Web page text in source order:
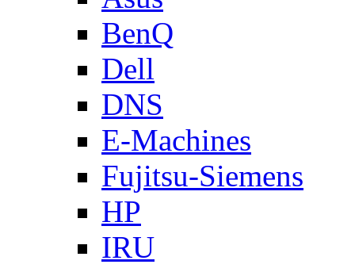
BenQ
Dell
DNS
E-Machines
Fujitsu-Siemens
HP
IRU